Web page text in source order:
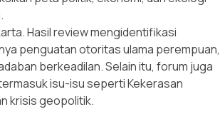
Hasil review mengidentifikasi
penguatan otoritas ulama perempuan,
berkeadilan. Selain itu, forum juga
isu-isu seperti Kekerasan
krisis geopolitik.